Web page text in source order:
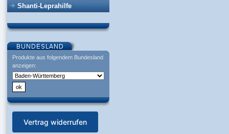
Shanti-Leprahilfe
Produkte aus folgendem Bundesland
anzeigen:
Vertrag widerrufen